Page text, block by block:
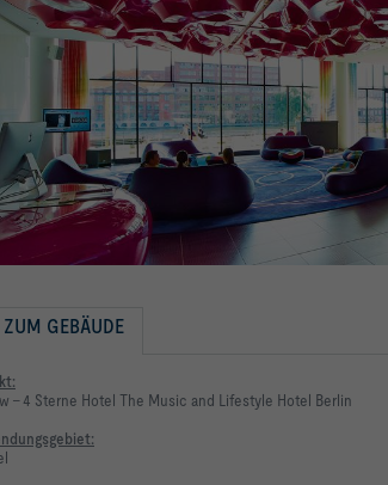
ZUM GEBÄUDE
- 4 Sterne Hotel The Music and Lifestyle Hotel Berlin